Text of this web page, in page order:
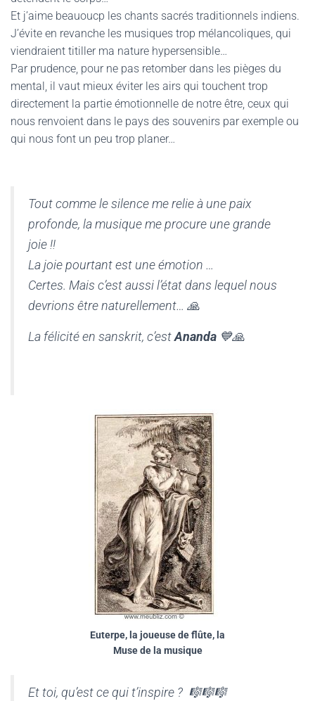
Et j’aime beauoucp les chants sacrés traditionnels indiens.
J’évite en revanche les musiques trop mélancoliques, qui
viendraient titiller ma nature hypersensible…
Par prudence, pour ne pas retomber dans les pièges du
mental, il vaut mieux éviter les airs qui touchent trop
directement la partie émotionnelle de notre être, ceux qui
nous renvoient dans le pays des souvenirs par exemple ou
qui nous font un peu trop planer…
Tout comme le silence me relie à une paix
profonde, la musique me procure une grande
joie !!
La joie pourtant est une émotion …
Certes. Mais c’est aussi l’état dans lequel nous
devrions être naturellement… 🙏
La félicité en sanskrit, c’estAnanda 💙🙏
Euterpe, la joueuse de flûte, la
Muse de la musique
Et toi, qu’est ce qui t’inspire ? 🎼🎼🎼